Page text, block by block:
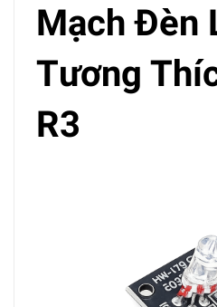
Mạch Đèn
Tương
R3